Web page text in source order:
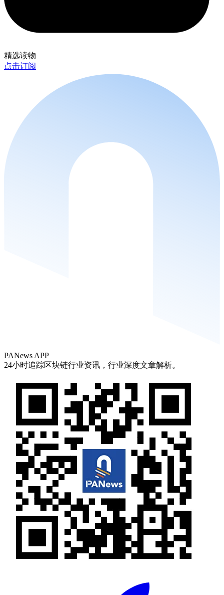
精选读物
点击订阅
PANews APP
24小时追踪区块链行业资讯，行业深度文章解析。